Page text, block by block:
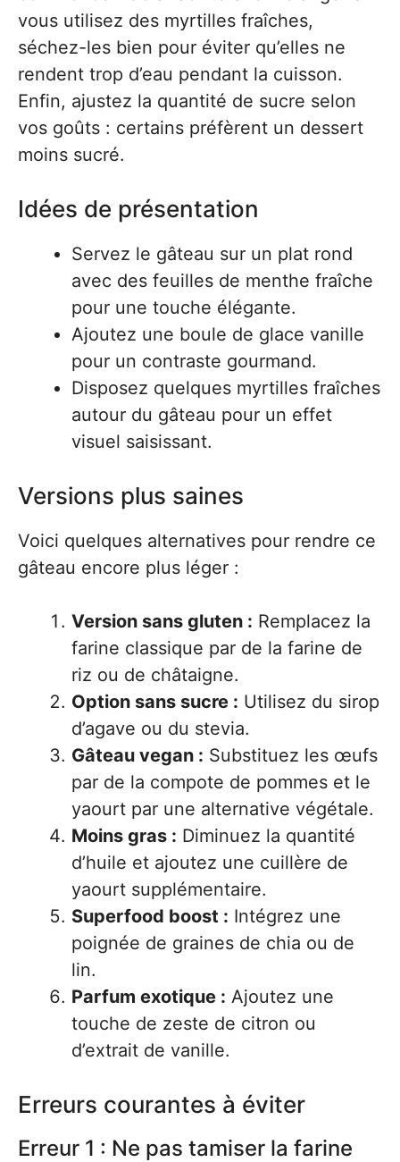
vous utilisez des myrtilles fraîches,
séchez-les bien pour éviter qu’elles ne
rendent trop d’eau pendant la cuisson.
Enfin, ajustez la quantité de sucre selon
vos goûts : certains préfèrent un dessert
moins sucré.
Idées de présentation
Servez le gâteau sur un plat rond
avec des feuilles de menthe fraîche
pour une touche élégante.
Ajoutez une boule de glace vanille
pour un contraste gourmand.
Disposez quelques myrtilles fraîches
autour du gâteau pour un effet
visuel saisissant.
Versions plus saines
Voici quelques alternatives pour rendre ce
gâteau encore plus léger :
Version sans gluten : Remplacez la
farine classique par de la farine de
riz ou de châtaigne.
Option sans sucre : Utilisez du sirop
d’agave ou du stevia.
Gâteau vegan : Substituez les œufs
par de la compote de pommes et le
yaourt par une alternative végétale.
Moins gras : Diminuez la quantité
d’huile et ajoutez une cuillère de
yaourt supplémentaire.
Superfood boost : Intégrez une
poignée de graines de chia ou de
lin.
Parfum exotique : Ajoutez une
touche de zeste de citron ou
d’extrait de vanille.
Erreurs courantes à éviter
Erreur 1 : Ne pas tamiser la farine